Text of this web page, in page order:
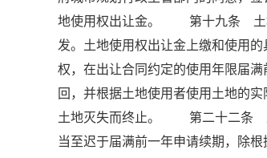
地使用权出让金。 第十九条 土地
发。土地使用权出让金上缴和使
权，在出让合同约定的使用年限届
回，并根据土地使用者使用土地
土地灭失而终止。 第二十二条 土
当至迟于届满前一年申请续期，除